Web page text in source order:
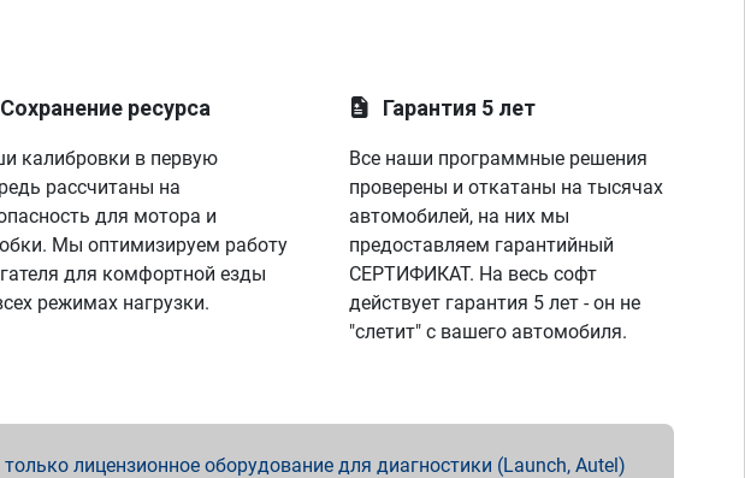
Сохранение ресурса
калибровки в первую
рассчитаны на
для мотора и
Мы оптимизируем работу
для комфортной езды
режимах нагрузки.
Гарантия 5 лет
Все наши программные решения
проверены и откатаны на тысячах
автомобилей, на них мы
предоставляем гарантийный
СЕРТИФИКАТ. На весь софт
действует гарантия 5 лет - он не
"слетит" с вашего автомобиля.
лицензионное оборудование для диагностики (Launch, Autel)